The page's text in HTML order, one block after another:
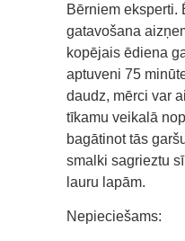
Bērniem eksperti.
gatavošana
kopējais ēdiena
aptuveni 75
daudz, mērci var
tīkamu veikalā
bagātinot tās
smalki sagrieztu
lauru lapām.
Nepieciešams: